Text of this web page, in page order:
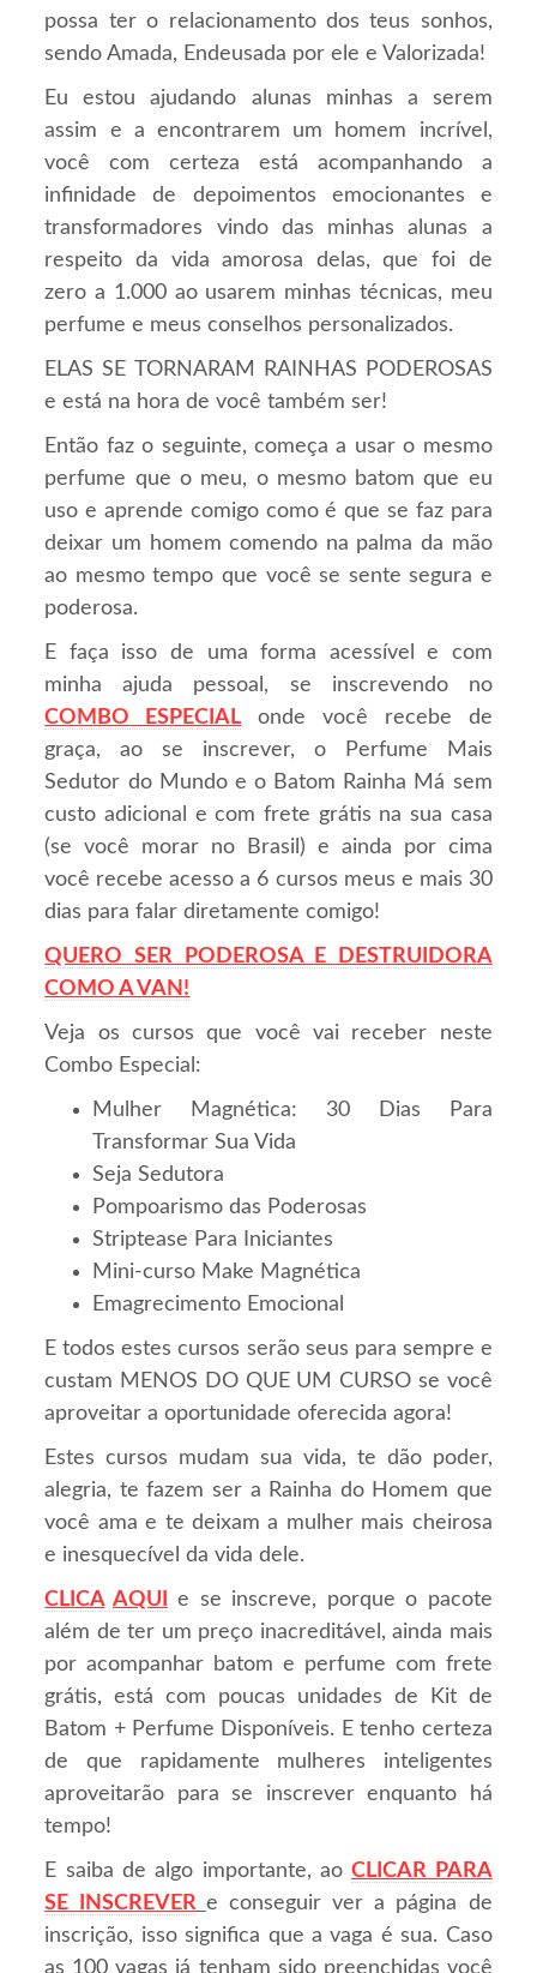
possa ter o relacionamento dos teus sonhos,
sendo Amada, Endeusada por ele e Valorizada!
Eu estou ajudando alunas minhas a serem
assim e a encontrarem um homem incrível,
você com certeza está acompanhando a
infinidade de depoimentos emocionantes e
transformadores vindo das minhas alunas a
respeito da vida amorosa delas, que foi de
zero a 1.000 ao usarem minhas técnicas, meu
perfume e meus conselhos personalizados.
ELAS SE TORNARAM RAINHAS PODEROSAS
e está na hora de você também ser!
Então faz o seguinte, começa a usar o mesmo
perfume que o meu, o mesmo batom que eu
uso e aprende comigo como é que se faz para
deixar um homem comendo na palma da mão
ao mesmo tempo que você se sente segura e
poderosa.
E faça isso de uma forma acessível e com
minha ajuda pessoal, se inscrevendo no
COMBO ESPECIAL onde você recebe de
graça, ao se inscrever, o Perfume Mais
Sedutor do Mundo e o Batom Rainha Má sem
custo adicional e com frete grátis na sua casa
(se você morar no Brasil) e ainda por cima
você recebe acesso a 6 cursos meus e mais 30
dias para falar diretamente comigo!
QUERO SER PODEROSA E DESTRUIDORA
COMO A VAN!
Veja os cursos que você vai receber neste
Combo Especial:
Mulher Magnética: 30 Dias Para
Transformar Sua Vida
Seja Sedutora
Pompoarismo das Poderosas
Striptease Para Iniciantes
Mini-curso Make Magnética
Emagrecimento Emocional
E todos estes cursos serão seus para sempre e
custam MENOS DO QUE UM CURSO se você
aproveitar a oportunidade oferecida agora!
Estes cursos mudam sua vida, te dão poder,
alegria, te fazem ser a Rainha do Homem que
você ama e te deixam a mulher mais cheirosa
e inesquecível da vida dele.
CLICA AQUI
e se inscreve, porque o pacote
além de ter um preço inacreditável, ainda mais
por acompanhar batom e perfume com frete
grátis, está com poucas unidades de Kit de
Batom + Perfume Disponíveis. E tenho certeza
de que rapidamente mulheres inteligentes
aproveitarão para se inscrever enquanto há
tempo!
E saiba de algo importante, aoCLICAR PARA
SE INSCREVER e conseguir ver a página de
inscrição, isso significa que a vaga é sua. Caso
as 100 vagas já tenham sido preenchidas você